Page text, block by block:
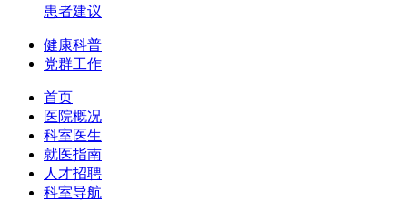
患者建议
健康科普
党群工作
首页
医院概况
科室医生
就医指南
人才招聘
科室导航